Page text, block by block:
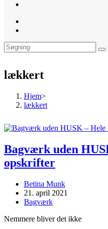
lækkert
Hjem>
lækkert
Bagværk uden
opskrifter
Post
author:
Betina Munk
Post
published:
21. april 2021
Post
Bagværk
Nemmere bliver det ikke